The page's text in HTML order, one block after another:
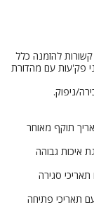
פק'עות עם מהדורת
תוקף מאוחר
סגירה
תאריכי פתיחה